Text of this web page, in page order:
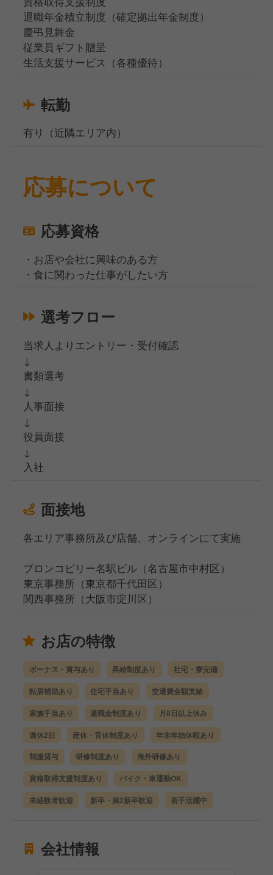
退職年金積立制度（確定拠出年金制度）
慶弔見舞金
従業員ギフト贈呈
生活支援サービス（各種優待）
転勤
有り（近隣エリア内）
応募について
応募資格
・お店や会社に興味のある方
・食に関わった仕事がしたい方
選考フロー
当求人よりエントリー・受付確認
↓
書類選考
↓
人事面接
↓
役員面接
↓
入社
面接地
各エリア事務所及び店舗、オンラインにて実施
ブロンコビリー名駅ビル（名古屋市中村区）
東京事務所（東京都千代田区）
関西事務所（大阪市淀川区）
お店の特徴
ボーナス・賞与あり 昇給制度あり 社宅・寮完備
転居補助あり 住宅手当あり 交通費全額支給
家族手当あり 退職金制度あり 月8日以上休み
週休2日 産休・育休制度あり 年末年始休暇あり
制服貸与 研修制度あり 海外研修あり
資格取得支援制度あり バイク・車通勤OK
未経験者歓迎 新卒・第2新卒歓迎 若手活躍中
会社情報